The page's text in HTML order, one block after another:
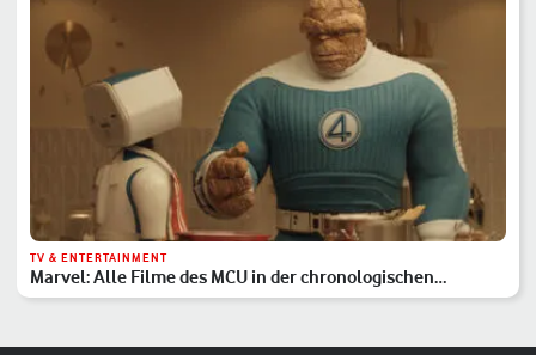
TV & ENTERTAINMENT
Marvel: Alle Filme des MCU in der chronologischen
Reihenfolge